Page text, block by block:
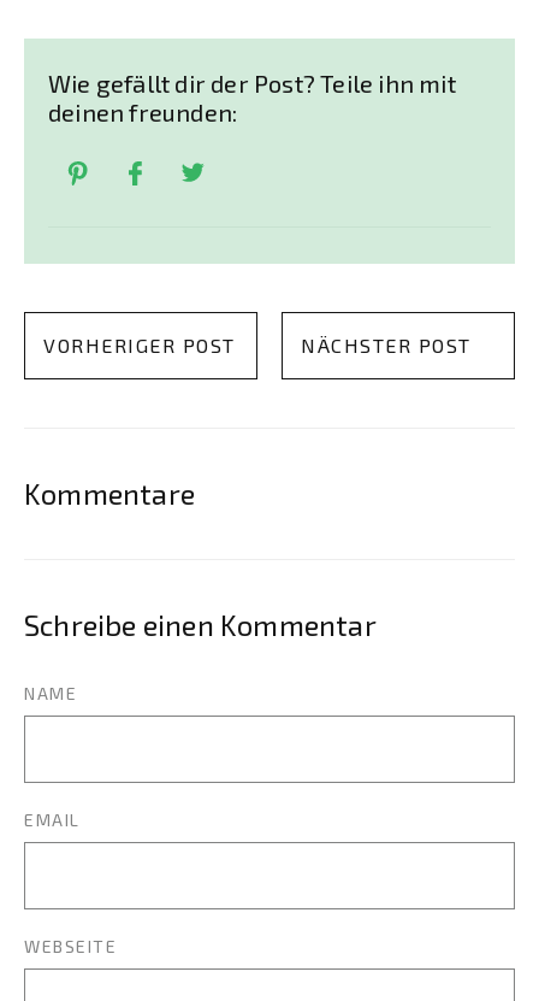
Wie gefällt dir der Post? Teile ihn mit
deinen freunden:
VORHERIGER POST NÄCHSTER POST
Kommentare
Schreibe einen Kommentar
NAME
EMAIL
WEBSEITE